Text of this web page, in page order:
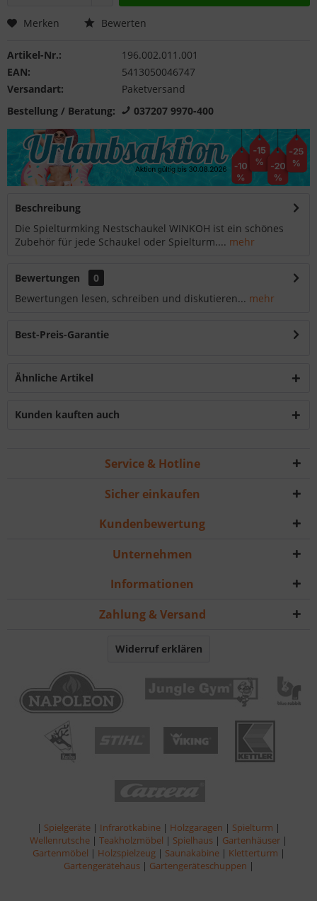
Merken Bewerten
Artikel-Nr.:
196.002.011.001
EAN:
5413050046747
Versandart:
Paketversand
Bestellung / Beratung:
037207 9970-400
Beschreibung
Die Spielturmking Nestschaukel WINKOH ist ein schönes
Zubehör für jede Schaukel oder Spielturm.... mehr
Bewertungen
0
Bewertungen lesen, schreiben und diskutieren... mehr
Best-Preis-Garantie
Ähnliche Artikel
Kunden kauften auch
Service & Hotline
Sicher einkaufen
Kundenbewertung
Unternehmen
Informationen
Zahlung & Versand
Widerruf erklären
| Spielgeräte | Infrarotkabine | Holzgaragen | Spielturm |
Wellenrutsche | Teakholzmöbel | Spielhaus | Gartenhäuser |
Gartenmöbel | Holzspielzeug | Saunakabine | Kletterturm |
Gartengerätehaus | Gartengeräteschuppen |